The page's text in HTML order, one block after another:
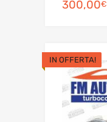
300,00€
IN OFFERTA!